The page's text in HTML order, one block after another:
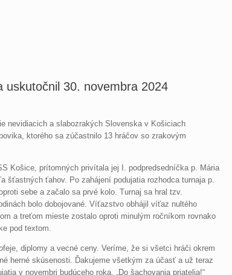
uskutočnil 30. novembra 2024
nevidiacich a slabozrakých Slovenska v Košiciach
ktorého sa zúčastnilo 13 hráčov so zrakovým
Košice, prítomných privítala jej I. podpredsedníčka p. Mária
šťastných ťahov. Po zahájení podujatia rozhodca turnaja p.
sebe a začalo sa prvé kolo. Turnaj sa hral tzv.
bolo dobojované. Víťazstvo obhájil víťaz nultého
a treťom mieste zostalo oproti minulým ročníkom rovnako
pod textom.
diplomy a vecné ceny. Veríme, že si všetci hráči okrem
herné skúsenosti. Ďakujeme všetkým za účasť a už teraz
v novembri budúceho roka. „Do šachovania priatelia!“